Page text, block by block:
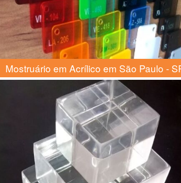
Mostruário em Acrílico em São Paulo -